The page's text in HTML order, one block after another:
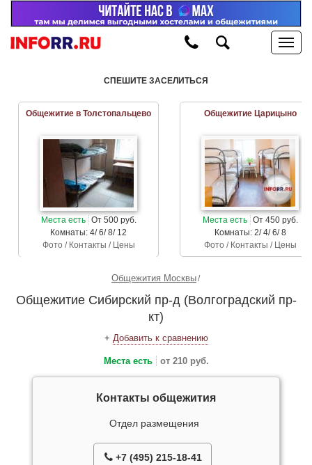
СПЕШИТЕ ЗАСЕЛИТЬСЯ
Общежитие в Толстопальцево
Места есть От 500 руб.
Комнаты: 4/ 6/ 8/ 12
Фото / Контакты / Цены
Общежитие Царицыно
Места есть От 450 руб.
Комнаты: 2/ 4/ 6/ 8
Фото / Контакты / Цены
Общежития Москвы
Общежитие Сибирский пр-д (Волгоградский пр-
кт)
+ Добавить к сравнению
Места есть от 210 руб.
Контакты общежития
Отдел размещения
+7 (495) 215-18-41